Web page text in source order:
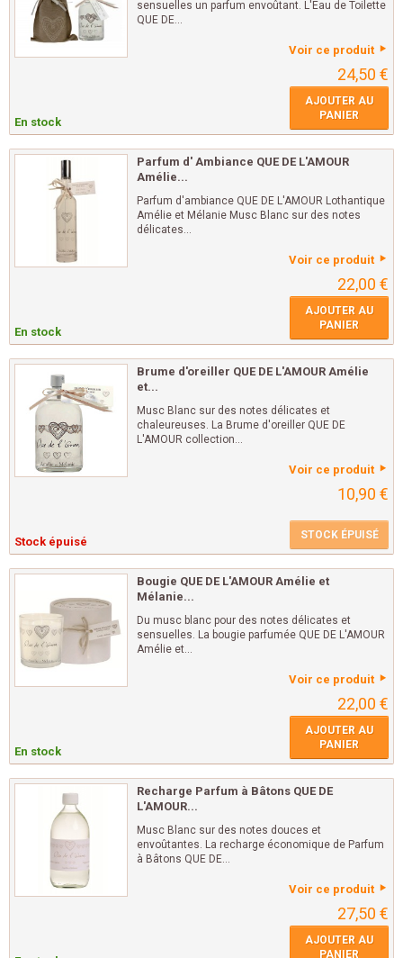
sensuelles un parfum envoûtant. L'Eau de Toilette
QUE DE...
Voir ce produit
24,50 €
En stock
AJOUTER AU
PANIER
Parfum d' Ambiance QUE DE L'AMOUR
Amélie...
Parfum d'ambiance QUE DE L'AMOUR Lothantique
Amélie et Mélanie Musc Blanc sur des notes
délicates...
Voir ce produit
22,00 €
En stock
AJOUTER AU
PANIER
Brume d'oreiller QUE DE L'AMOUR Amélie
et...
Musc Blanc sur des notes délicates et
chaleureuses. La Brume d'oreiller QUE DE
L'AMOUR collection...
Voir ce produit
10,90 €
Stock épuisé STOCK ÉPUISÉ
Bougie QUE DE L'AMOUR Amélie et
Mélanie...
Du musc blanc pour des notes délicates et
sensuelles. La bougie parfumée QUE DE L'AMOUR
Amélie et...
Voir ce produit
22,00 €
En stock
AJOUTER AU
PANIER
Recharge Parfum à Bâtons QUE DE
L'AMOUR...
Musc Blanc sur des notes douces et
envoûtantes. La recharge économique de Parfum
à Bâtons QUE DE...
Voir ce produit
27,50 €
AJOUTER AU
PANIER